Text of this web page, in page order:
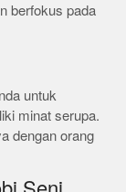
berfokus pada
untuk
minat serupa.
dengan orang